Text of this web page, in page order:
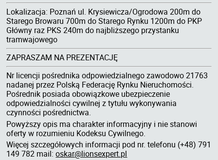
Lokalizacja: Poznań ul. Krysiewicza/Ogrodowa 200m do
Starego Browaru 700m do Starego Rynku 1200m do PKP
Główny raz PKS 240m do najbliższego przystanku
tramwajowego
ZAPRASZAM NA PREZENTACJĘ
Nr licencji pośrednika odpowiedzialnego zawodowo 21763
nadanej przez Polską Federację Rynku Nieruchomości.
Pośrednik posiada obowiązkowe ubezpieczenie
odpowiedzialności cywilnej z tytułu wykonywania
czynności pośrednictwa.
Powyższy opis ma charakter informacyjny i nie stanowi
oferty w rozumieniu Kodeksu Cywilnego.
Więcej szczegółowych informacji pod nr. telefonu (+48) 791
149 782 mail:oskar@lionsexpert.pl